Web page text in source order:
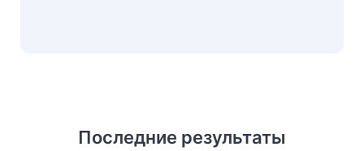
Последние результаты